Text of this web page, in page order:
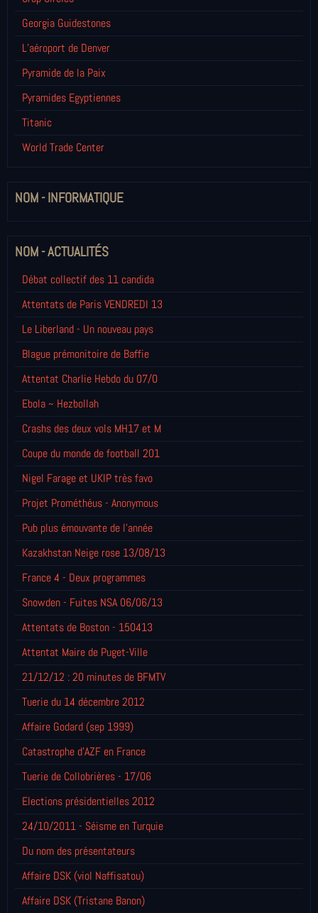
Georgia Guidestones
L’aéroport de Denver
Pyramide de la Paix
Pyramides Egyptiennes
Titanic
World Trade Center
NOM - INFORMATIQUE
NOM - ACTUALITÉS
Débat collectif des 11 candida
Attentats de Paris VENDREDI 13
Le Liberland - Un nouveau pays
Blague prémonitoire de Baffie
Attentat Charlie Hebdo du 07/0
Ebola ~ Hezbollah
Crashs des deux vols MH17 et M
Coupe du monde de football 201
Nigel Farage et UKIP très favo
Projet Prométhéus - Anonymous
Pub plus émouvante de l'année
Kazakhstan Neige rose 13/08/13
France 4 - Deux programmes
Snowden - Fuites NSA 06/06/13
Attentats de Boston - 150413
Attentat Maire de Puget-Ville
21/12/12 : 20 minutes de BFMTV
Tuerie du 14 décembre 2012
Affaire Godard (sep 1999)
Catastrophe d'AZF en France
Tuerie de Collobrières - 17/06
Elections présidentielles 2012
24/10/2011 - Séisme en Turquie
Du nom des présentateurs
Affaire DSK (viol Naffisatou)
Affaire DSK (Tristane Banon)